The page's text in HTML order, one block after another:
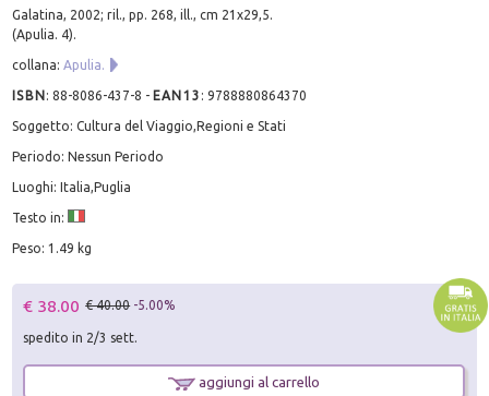
Galatina, 2002; ril., pp. 268, ill., cm 21x29,5.
(Apulia. 4).
collana:Apulia.
ISBN:88-8086-437-8 - EAN13 :9788880864370
Soggetto: Cultura del Viaggio,Regioni e Stati
Periodo: Nessun Periodo
Luoghi: Italia,Puglia
Testo in:
Peso: 1.49 kg
€ 38.00 € 40.00 -5.00%
spedito in 2/3 sett.
aggiungi al carrello